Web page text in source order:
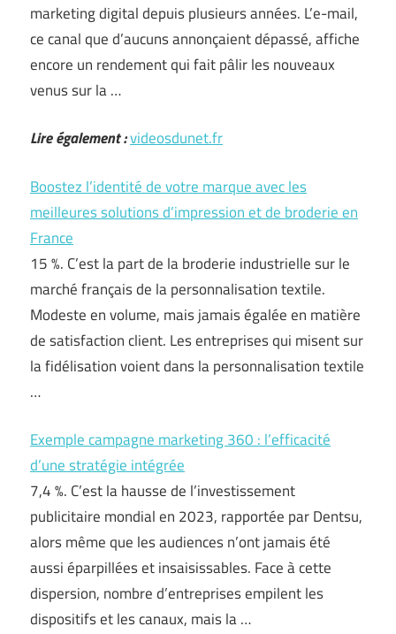
marketing digital depuis plusieurs années. L’e-mail,
ce canal que d’aucuns annonçaient dépassé, affiche
encore un rendement qui fait pâlir les nouveaux
venus sur la …
Lire également :videosdunet.fr
Boostez l’identité de votre marque avec les
meilleures solutions d’impression et de broderie en
France
15 %. C’est la part de la broderie industrielle sur le
marché français de la personnalisation textile.
Modeste en volume, mais jamais égalée en matière
de satisfaction client. Les entreprises qui misent sur
la fidélisation voient dans la personnalisation textile
…
Exemple campagne marketing 360 : l’efficacité
d’une stratégie intégrée
7,4 %. C’est la hausse de l’investissement
publicitaire mondial en 2023, rapportée par Dentsu,
alors même que les audiences n’ont jamais été
aussi éparpillées et insaisissables. Face à cette
dispersion, nombre d’entreprises empilent les
dispositifs et les canaux, mais la …